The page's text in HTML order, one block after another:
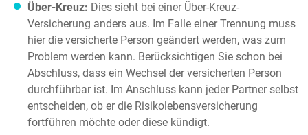
Über-Kreuz: Dies sieht bei einer Über-Kreuz-
Versicherung anders aus. Im Falle einer Trennung muss
hier die versicherte Person geändert werden, was zum
Problem werden kann. Berücksichtigen Sie schon bei
Abschluss, dass ein Wechsel der versicherten Person
durchführbar ist. Im Anschluss kann jeder Partner selbst
entscheiden, ob er die Risikolebensversicherung
fortführen möchte oder diese kündigt.